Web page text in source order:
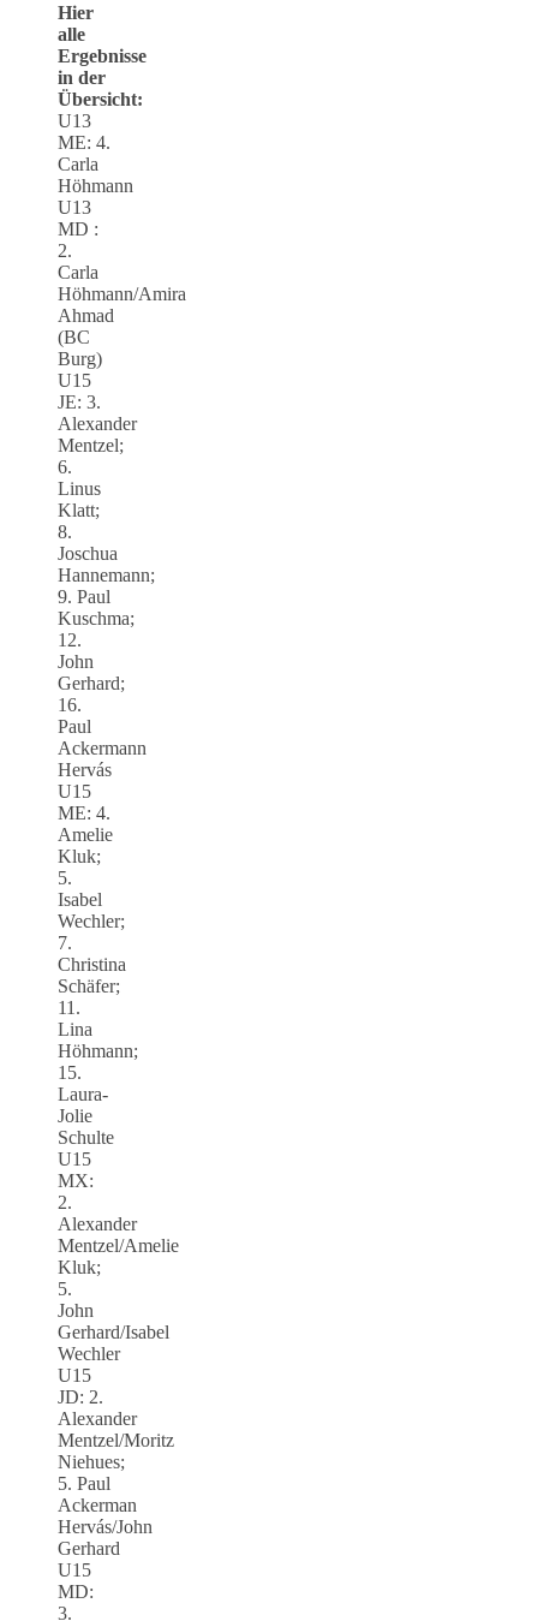
Hier
alle
Ergebnisse
in der
Übersicht:
U13
ME: 4.
Carla
Höhmann
U13
MD :
2.
Carla
Höhmann/Amira
Ahmad
(BC
Burg)
U15
JE: 3.
Alexander
Mentzel;
6.
Linus
Klatt;
8.
Joschua
Hannemann;
9. Paul
Kuschma;
12.
John
Gerhard;
16.
Paul
Ackermann
Hervás
U15
ME: 4.
Amelie
Kluk;
5.
Isabel
Wechler;
7.
Christina
Schäfer;
11.
Lina
Höhmann;
15.
Laura-
Jolie
Schulte
U15
MX:
2.
Alexander
Mentzel/Amelie
Kluk;
5.
John
Gerhard/Isabel
Wechler
U15
JD: 2.
Alexander
Mentzel/Moritz
Niehues;
5. Paul
Ackerman
Hervás/John
Gerhard
U15
MD:
3.